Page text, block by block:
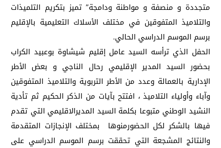
متجددة و منصفة و مواطنة ودامجة” تميز بتكريم التلميذات
والتلاميذ المتفوقين في مختلف الأسلاك التعليمية بالإقليم
برسم الموسم الدراسي الحالي.
الحفل الذي ترأسه السيد عامل إقليم شيشاوة بوعبيد الكراب
بحضور السيد المدير الإقليمي رحال الناجي و بعض الأطر
الإدارية بالعمالة وعدد من الأطر التربوية والتلاميذ المتفوقين
وآباء وأولياء التلاميذ ، افتتح بآيات من الذكر الحكيم ثم تأدية
النشيد الوطني متبوعا بكلمة السيد المديرالاقليمي التي تقدم
فيها بالشكر لكل الحضورمنوها بمختلف الإنجازات المتقدمة
والنتائج المشجعة التي تحققت برسم الموسم الدراسي على